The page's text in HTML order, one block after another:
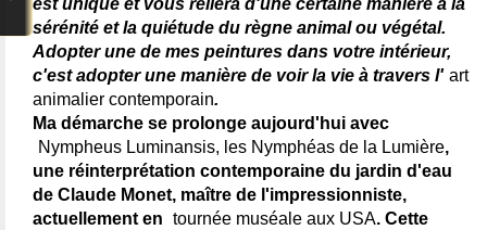
est unique et vous reliera d'une certaine manière à la
sérénité et la quiétude du règne animal ou végétal.
Adopter une de mes peintures dans votre intérieur,
c'est adopter une manière de voir la vie à travers l' art
animalier contemporain.
Ma démarche se prolonge aujourd'hui avec
Nympheus Luminansis, les Nymphéas de la Lumière,
une réinterprétation contemporaine du jardin d'eau
de Claude Monet, maître de l'impressionniste,
actuellement en tournée muséale aux USA. Cette